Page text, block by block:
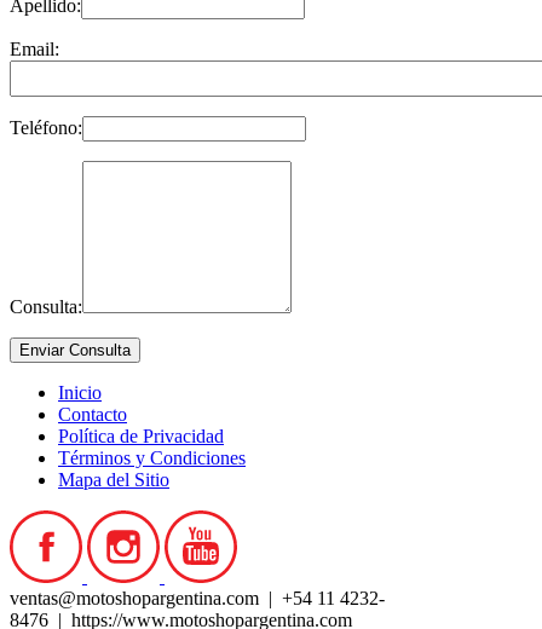
Apellido:
Email:
Teléfono:
Consulta:
Inicio
Contacto
Política de Privacidad
Términos y Condiciones
Mapa del Sitio
ventas@motoshopargentina.com | +54 11 4232-
8476 | https://www.motoshopargentina.com